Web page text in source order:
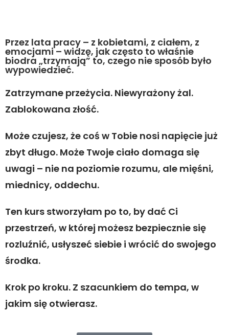
Przez lata pracy – z kobietami, z ciałem, z
emocjami – widzę, jak często to właśnie
biodra „trzymają” to, czego nie sposób było
wypowiedzieć.
Zatrzymane przeżycia. Niewyrażony żal.
Zablokowana złość.
Może czujesz, że coś w Tobie nosi napięcie już
zbyt długo. Może Twoje ciało domaga się
uwagi – nie na poziomie rozumu, ale mięśni,
miednicy, oddechu.
Ten kurs stworzyłam po to, by dać Ci
przestrzeń, w której możesz bezpiecznie się
rozluźnić, usłyszeć siebie i wrócić do swojego
środka.
Krok po kroku. Z szacunkiem do tempa, w
jakim się otwierasz.